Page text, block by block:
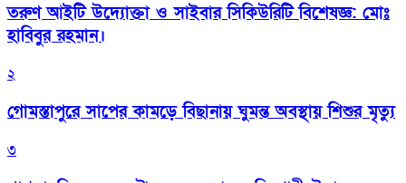
তরুণ আইটি উদ্যোক্তা ও সাইবার সিকিউরিটি বিশেষজ্ঞ: মোঃ
হাবিবুর রহমান।
২
গোমস্তাপুরে সাপের কামড়ে বিছানায় ঘুমন্ত অবস্থায় শিশুর মৃত্যু
৩